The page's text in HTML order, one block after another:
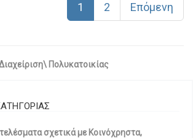
1 2 Επόμενη
Πολυκατοικίας
σχετικά με Κοινόχρηστα,